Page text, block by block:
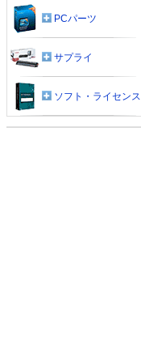
PCパーツ
サプライ
ソフト・ライセンス